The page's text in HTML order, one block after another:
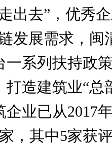
去”，优秀企
发展需求，闽
一系列扶持政
造建筑业“总
业已从2017
，其中5家获